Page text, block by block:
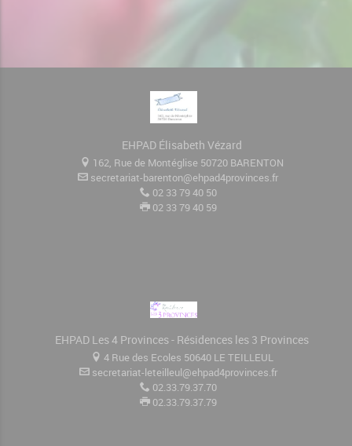
EHPAD Élisabeth Vézard
162, Rue de Montéglise 50720 BARENTON
secretariat-barenton@ehpad4provinces.fr
02 33 79 40 50
02 33 79 40 59
EHPAD Les 4 Provinces - Résidences les 3 Provinces
4 Rue des Ecoles 50640 LE TEILLEUL
secretariat-leteilleul@ehpad4provinces.fr
02.33.79.37.70
02.33.79.37.79